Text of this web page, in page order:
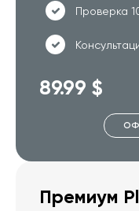
Проверка
89.99 $
Премиум